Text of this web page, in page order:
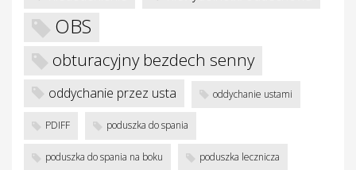
OBS
obturacyjny bezdech senny
oddychanie przez usta oddychanie ustami
PDIFF poduszka do spania
poduszka do spania na boku poduszka lecznicza